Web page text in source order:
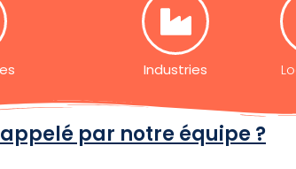
Industries
par notre équipe ?